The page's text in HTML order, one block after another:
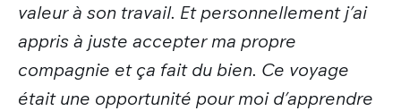
valeur à son travail. Et personnellement j’ai
appris à juste accepter ma propre
compagnie et ça fait du bien. Ce voyage
était une opportunité pour moi d’apprendre